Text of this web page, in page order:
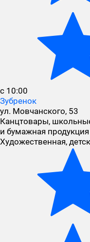
с 10:00
Зубренок
ул. Мовчанского, 53
Канцтовары,
и бумажная
Художественная,